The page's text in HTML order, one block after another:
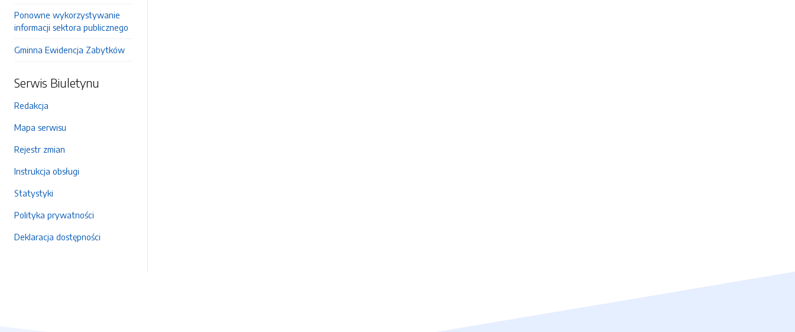
Ponowne wykorzystywanie
informacji sektora publicznego
Gminna Ewidencja Zabytków
Serwis Biuletynu
Redakcja
Mapa serwisu
Rejestr zmian
Instrukcja obsługi
Statystyki
Polityka prywatności
Deklaracja dostępności